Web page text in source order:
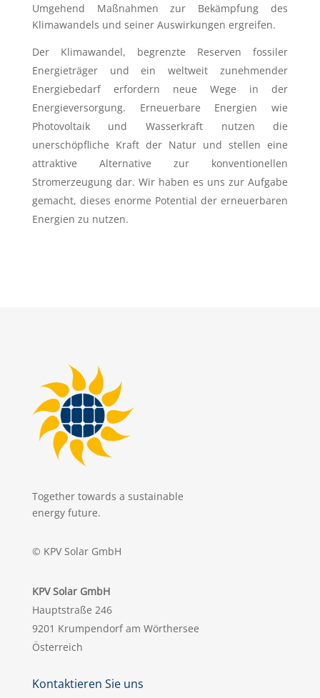
Umgehend Maßnahmen zur Bekämpfung des
Klimawandels und seiner Auswirkungen ergreifen.
Der Klimawandel, begrenzte Reserven fossiler
Energieträger und ein weltweit zunehmender
Energiebedarf erfordern neue Wege in der
Energieversorgung. Erneuerbare Energien wie
Photovoltaik und Wasserkraft nutzen die
unerschöpfliche Kraft der Natur und stellen eine
attraktive Alternative zur konventionellen
Stromerzeugung dar. Wir haben es uns zur Aufgabe
gemacht, dieses enorme Potential der erneuerbaren
Energien zu nutzen.
Together towards a sustainable
energy future.
© KPV Solar GmbH
KPV Solar GmbH
Hauptstraße 246
9201 Krumpendorf am Wörthersee
Österreich
Kontaktieren Sie uns